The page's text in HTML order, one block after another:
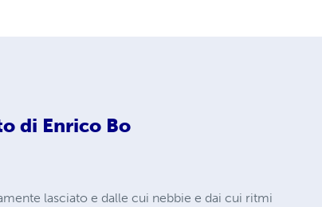
di Enrico Bo
lasciato e dalle cui nebbie e dai cui ritmi